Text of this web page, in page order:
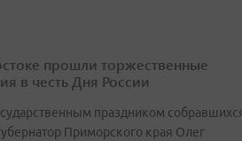
прошли торжественные
в честь Дня России
праздником
Приморского края Олег